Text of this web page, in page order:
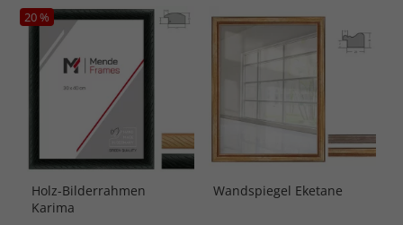
20 %
Holz-Bilderrahmen
Karima
Wandspiegel Eketane